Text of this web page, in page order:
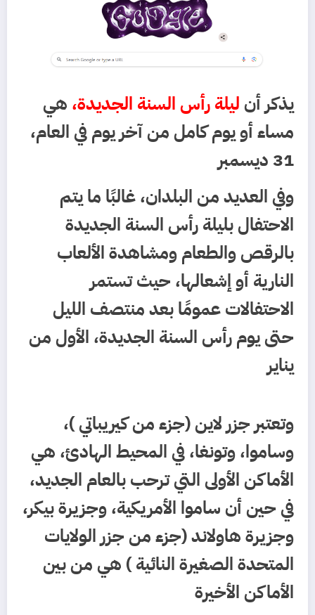
يذكر أن ليلة رأس السنة الجديدة، هي
مساء أو يوم كامل من آخر يوم في العام،
31 ديسمبر
وفي العديد من البلدان، غالبًا ما يتم
الاحتفال بليلة رأس السنة الجديدة
بالرقص والطعام ومشاهدة الألعاب
النارية أو إشعالها، حيث تستمر
الاحتفالات عمومًا بعد منتصف الليل
حتى يوم رأس السنة الجديدة، الأول من
يناير
وتعتبر جزر لاين (جزء من كيريباتي )،
وساموا، وتونغا، في المحيط الهادئ، هي
الأماكن الأولى التي ترحب بالعام الجديد،
في حين أن ساموا الأمريكية، وجزيرة بيكر،
وجزيرة هاولاند (جزء من جزر الولايات
المتحدة الصغيرة النائية ) هي من بين
الأماكن الأخيرة